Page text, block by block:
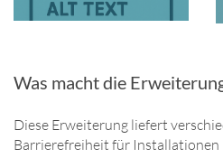
Was macht die
Diese Erweiterung liefert
Barrierefreiheit für Installationen